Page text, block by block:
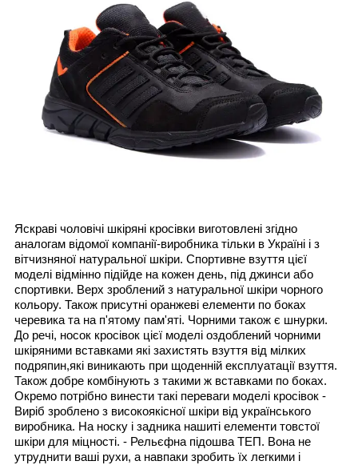
Яскраві чоловічі шкіряні кросівки виготовлені згідно
аналогам відомої компанії-виробника тільки в Україні і з
вітчизняної натуральної шкіри. Спортивне взуття цієї
моделі відмінно підійде на кожен день, під джинси або
спортивки. Верх зроблений з натуральної шкіри чорного
кольору. Також присутні оранжеві елементи по боках
черевика та на п'ятому пам'яті. Чорними також є шнурки.
До речі, носок кросівок цієї моделі оздоблений чорними
шкіряними вставками які захистять взуття від мілких
подряпин,які виникають при щоденній експлуатації взуття.
Також добре комбінують з такими ж вставками по боках.
Окремо потрібно винести такі переваги моделі кросівок -
Виріб зроблено з високоякісної шкіри від українського
виробника. На носку і задника нашиті елементи товстої
шкіри для міцності. - Рельєфна підошва ТЕП. Вона не
утруднити ваші рухи, а навпаки зробить їх легкими і